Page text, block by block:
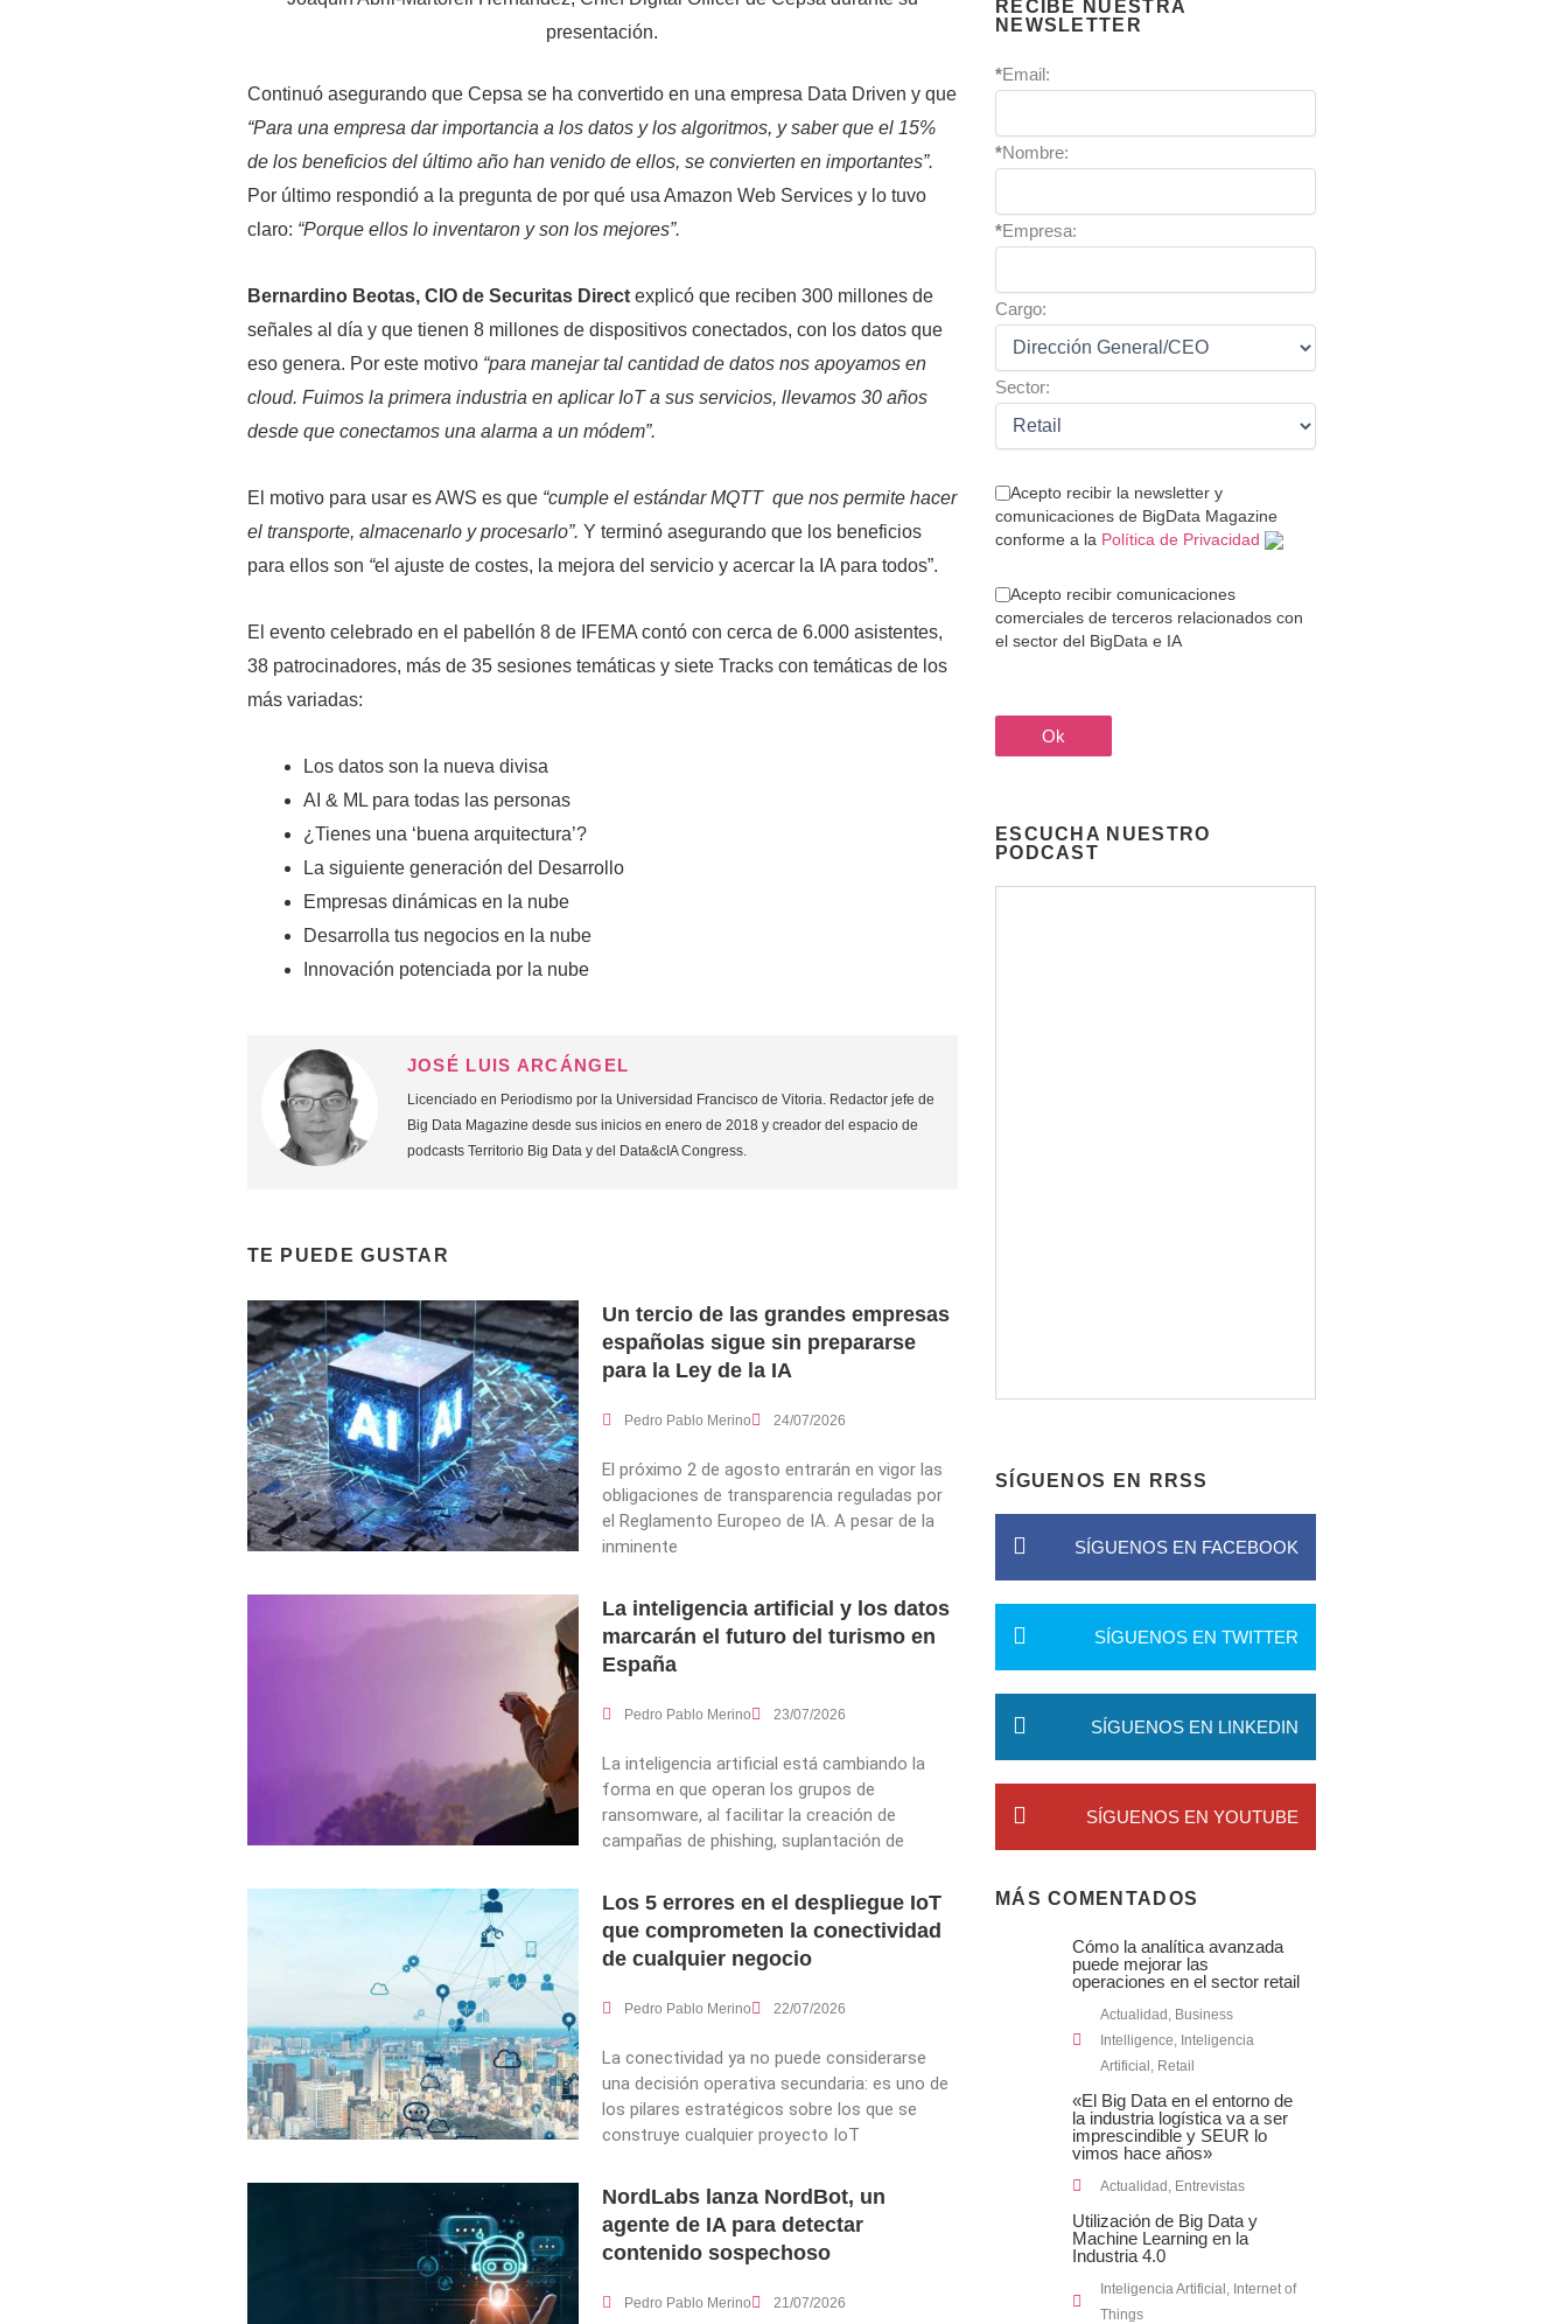
presentación.
Continuó asegurando que Cepsa se ha convertido en una empresa Data Driven y que
“Para una empresa dar importancia a los datos y los algoritmos, y saber que el 15%
de los beneficios del último año han venido de ellos, se convierten en importantes”.
Por último respondió a la pregunta de por qué usa Amazon Web Services y lo tuvo
claro: “Porque ellos lo inventaron y son los mejores”.
Bernardino Beotas, CIO de Securitas Directexplicó que reciben 300 millones de
señales al día y que tienen 8 millones de dispositivos conectados, con los datos que
eso genera. Por este motivo “para manejar tal cantidad de datos nos apoyamos en
cloud. Fuimos la primera industria en aplicar IoT a sus servicios, llevamos 30 años
desde que conectamos una alarma a un módem”.
El motivo para usar es AWS es que “cumple el estándar MQTT que nos permite hacer
el transporte, almacenarlo y procesarlo”. Y terminó asegurando que los beneficios
para ellos son “el ajuste de costes, la mejora del servicio y acercar la IA para todos”.
El evento celebrado en el pabellón 8 de IFEMA contó con cerca de 6.000 asistentes,
38 patrocinadores, más de 35 sesiones temáticas y siete Tracks con temáticas de los
más variadas:
Los datos son la nueva divisa
AI & ML para todas las personas
¿Tienes una ‘buena arquitectura’?
La siguiente generación del Desarrollo
Empresas dinámicas en la nube
Desarrolla tus negocios en la nube
Innovación potenciada por la nube
JOSÉ LUIS ARCÁNGEL
Licenciado en Periodismo por la Universidad Francisco de Vitoria. Redactor jefe de
Big Data Magazine desde sus inicios en enero de 2018 y creador del espacio de
podcasts Territorio Big Data y del Data&cIA Congress.
TE PUEDE GUSTAR
Un tercio de las grandes empresas
españolas sigue sin prepararse
para la Ley de la IA
Pedro Pablo Merino 24/07/2026
El próximo 2 de agosto entrarán en vigor las
obligaciones de transparencia reguladas por
el Reglamento Europeo de IA. A pesar de la
inminente
La inteligencia artificial y los datos
marcarán el futuro del turismo en
España
Pedro Pablo Merino 23/07/2026
La inteligencia artificial está cambiando la
forma en que operan los grupos de
ransomware, al facilitar la creación de
campañas de phishing, suplantación de
Los 5 errores en el despliegue IoT
que comprometen la conectividad
de cualquier negocio
Pedro Pablo Merino 22/07/2026
La conectividad ya no puede considerarse
una decisión operativa secundaria: es uno de
los pilares estratégicos sobre los que se
construye cualquier proyecto IoT
NordLabs lanza NordBot, un
agente de IA para detectar
contenido sospechoso
Pedro Pablo Merino 21/07/2026
RECIBE NUESTRA
NEWSLETTER
*Email:
*Nombre:
*Empresa:
Cargo:
Sector:
Acepto recibir la newsletter y
comunicaciones de BigData Magazine
conforme a la Política de Privacidad
Acepto recibir comunicaciones
comerciales de terceros relacionados con
el sector del BigData e IA
ESCUCHA NUESTRO
PODCAST
SÍGUENOS EN RRSS
SÍGUENOS EN FACEBOOK
SÍGUENOS EN TWITTER
SÍGUENOS EN LINKEDIN
SÍGUENOS EN YOUTUBE
MÁS COMENTADOS
Cómo la analítica avanzada
puede mejorar las
operaciones en el sector retail
Actualidad , Business
Intelligence, Inteligencia
Artificial , Retail
«El Big Data en el entorno de
la industria logística va a ser
imprescindible y SEUR lo
vimos hace años»
Actualidad , Entrevistas
Utilización de Big Data y
Machine Learning en la
Industria 4.0
Inteligencia Artificial , Internet of
Things